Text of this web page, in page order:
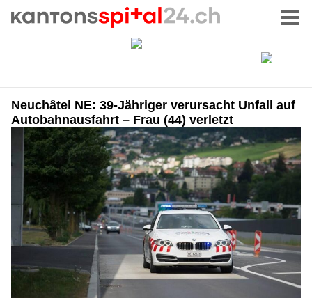
Neuchâtel NE: 39-Jähriger verursacht Unfall auf
Autobahnausfahrt – Frau (44) verletzt